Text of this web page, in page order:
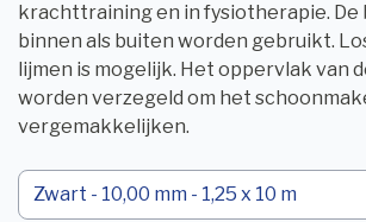
krachttraining en in fysiotherapie. De
binnen als buiten worden gebruikt.
lijmen is mogelijk. Het oppervlak van
worden verzegeld om het
vergemakkelijken.